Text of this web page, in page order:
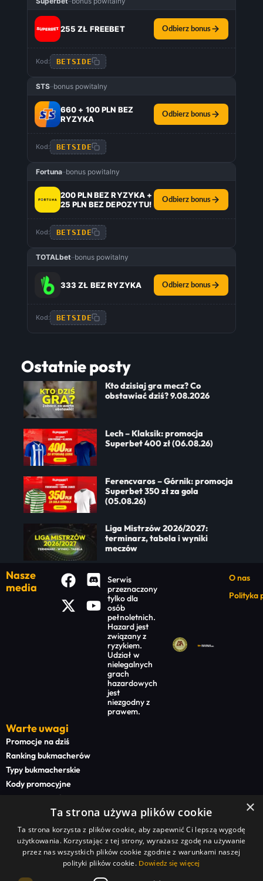
255 ZŁ FREEBET Odbierz bonus
Kod: BETSIDE
STS–bonus powitalny
660 + 100 PLN BEZ
RYZYKA
Odbierz bonus
Kod: BETSIDE
Fortuna–bonus powitalny
200 PLN BEZ RYZYKA +
25 PLN BEZ DEPOZYTU!
Odbierz bonus
Kod: BETSIDE
TOTALbet–bonus powitalny
333 ZŁ BEZ RYZYKA Odbierz bonus
Kod: BETSIDE
Ostatnie posty
Kto dzisiaj gra mecz? Co
obstawiać dziś? 9.08.2026
Lech – Klaksik: promocja
Superbet 400 zł (06.08.26)
Ferencvaros – Górnik: promocja
Superbet 350 zł za gola
(05.08.26)
Liga Mistrzów 2026/2027:
terminarz, tabela i wyniki
meczów
Nasze
media
Serwis
przeznaczony
tylko dla
osób
pełnoletnich.
Hazard jest
związany z
ryzykiem.
Udział w
nielegalnych
grach
hazardowych
jest
niezgodny z
prawem.
O nas
Polityka
Warte uwagi
Promocje na dziś
Ranking bukmacherów
Typy bukmacherskie
Kody promocyjne
Bonusy powitalne
Newsy bukmacherskie
Na start
Superbet kod promocyjny
STS kod promocyjny
BETFAN kod promocyjny
×
Ta strona używa plików cookie
Ta strona korzysta z plików cookie, aby zapewnić Ci lepszą wygodę
użytkowania. Korzystając z tej strony, wyrażasz zgodę na używanie
przez nas wszystkich plików cookie zgodnie z warunkami naszej
polityki plików cookie. Dowiedz się więcej